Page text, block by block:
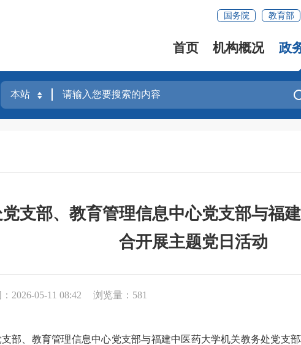
国务院 教育部
首页 机构概况 政
支部、教育管理信息中心党支部与福
合开展主题党日活动
2026-05-11 08:42 浏览量：581
、教育管理信息中心党支部与福建中医药大学机关教务处党支